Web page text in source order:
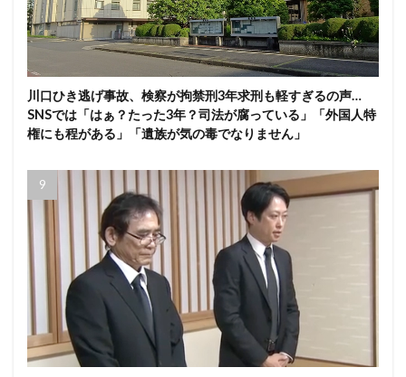
川口ひき逃げ事故、検察が拘禁刑3年求刑も軽すぎるの声…
SNSでは「はぁ？たった3年？司法が腐っている」「外国人特
権にも程がある」「遺族が気の毒でなりません」